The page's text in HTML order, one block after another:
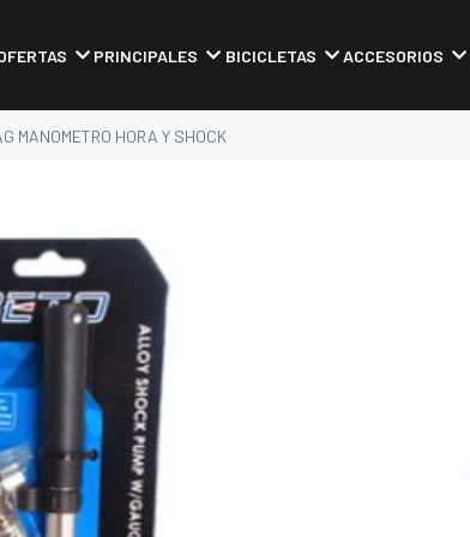
PRINCIPALES BICICLETAS ACCESORIOS
MANOMETRO HORA Y SHOCK